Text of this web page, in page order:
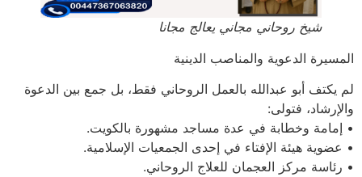
شيخ روحاني مجاني يعالج مجانا
المسيرة الدعوية والمناصب الدينية
لم يكتف أبو عبدالله بالعمل الروحاني فقط، بل جمع بين الدعوة
والإرشاد، فتولى:
• إمامة وخطابة في عدة مساجد مشهورة بالكويت.
• عضوية هيئة الإفتاء في إحدى الجمعيات الإسلامية.
• رئاسة مركز العجمان للعلاج الروحاني.